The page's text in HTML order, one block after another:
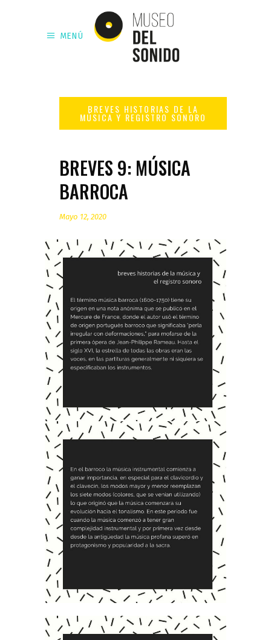
MENÚ
BREVES 9: MÚSICA
BARROCA
Mayo 12, 2020